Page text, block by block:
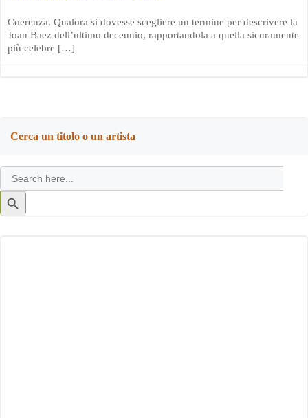
Coerenza. Qualora si dovesse scegliere un termine per descrivere la
Joan Baez dell’ultimo decennio, rapportandola a quella sicuramente
più celebre […]
Cerca un titolo o un artista
Search
for:
Search
Button